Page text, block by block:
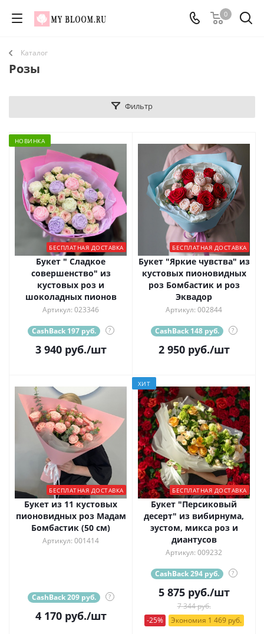
0
Каталог
Розы
Фильтр
НОВИНКА
БЕСПЛАТНАЯ ДОСТАВКА
Букет " Сладкое
совершенство" из
кустовых роз и
шоколадных пионов
Артикул: 023346
CashBack 197 руб. ?
3 940руб./шт
БЕСПЛАТНАЯ ДОСТАВКА
Букет "Яркие чувства" из
кустовых пионовидных
роз Бомбастик и роз
Эквадор
Артикул: 002844
CashBack 148 руб. ?
2 950руб./шт
БЕСПЛАТНАЯ ДОСТАВКА
Букет из 11 кустовых
пионовидных роз Мадам
Бомбастик (50 см)
Артикул: 001414
CashBack 209 руб. ?
4 170руб./шт
ХИТ
БЕСПЛАТНАЯ ДОСТАВКА
Букет "Персиковый
десерт" из вибирнума,
эустом, микса роз и
диантусов
Артикул: 009232
CashBack 294 руб. ?
5 875руб./шт
7 344 руб.
-25%
Экономия 1 469 руб.